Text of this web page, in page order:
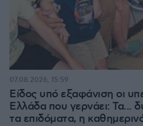
Είδος υπό εξαφάνιση οι
Ελλάδα που γερνάει: Τα...
τα επιδόματα, η
07.08.2026, 15:59